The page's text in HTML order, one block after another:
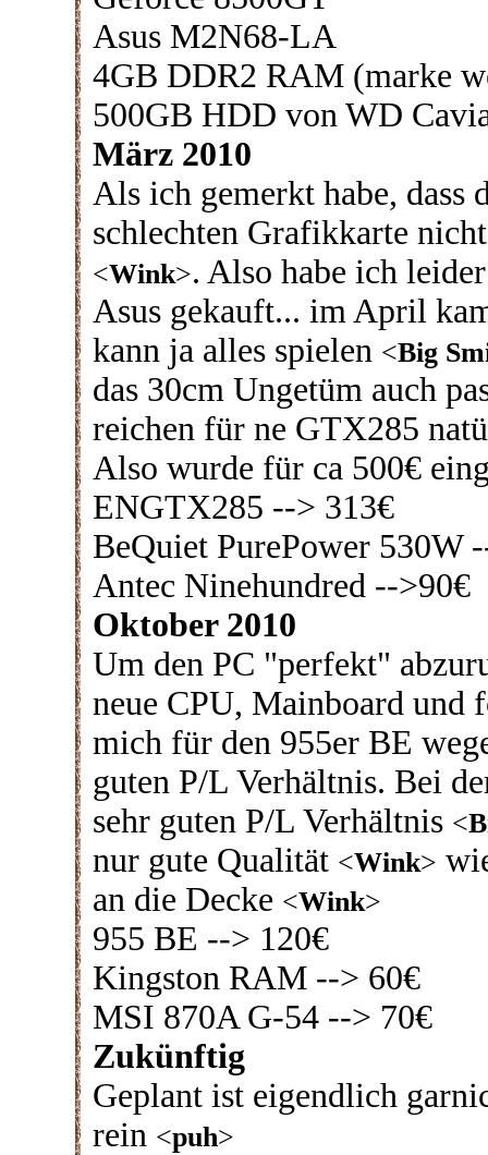
Asus M2N68-LA
4GB DDR2 RAM (marke
500GB HDD von WD
März 2010
Als ich gemerkt habe, dass
schlechten Grafikkarte
<Wink>. Also habe ich
Asus gekauft... im April
kann ja alles spielen <Big
das 30cm Ungetüm auch
reichen für ne GTX285
Also wurde für ca 500€
ENGTX285 --> 313€
BeQuiet PurePower 530W
Antec Ninehundred -->90€
Oktober 2010
Um den PC "perfekt"
neue CPU, Mainboard und
mich für den 955er BE
guten P/L Verhältnis. Bei
sehr guten P/L Verhältnis <
nur gute Qualität <Wink>
an die Decke <Wink>
955 BE --> 120€
Kingston RAM --> 60€
MSI 870A G-54 --> 70€
Zukünftig
Geplant ist eigendlich
rein <puh>